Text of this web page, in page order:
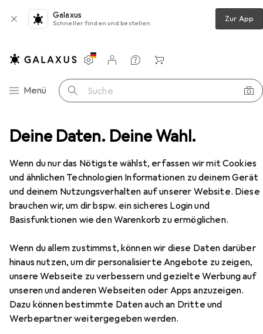
Deine Daten. Deine Wahl.
Wenn du nur das Nötigste wählst, erfassen wir mit Cookies
und ähnlichen Technologien Informationen zu deinem Gerät
und deinem Nutzungsverhalten auf unserer Website. Diese
brauchen wir, um dir bspw. ein sicheres Login und
Basisfunktionen wie den Warenkorb zu ermöglichen.
Wenn du allem zustimmst, können wir diese Daten darüber
hinaus nutzen, um dir personalisierte Angebote zu zeigen,
unsere Webseite zu verbessern und gezielte Werbung auf
unseren und anderen Webseiten oder Apps anzuzeigen.
Dazu können bestimmte Daten auch an Dritte und
Werbepartner weitergegeben werden.
Galaxus
Schneller finden und bestellen Zur App
Navigation nach Kategorien
Menü Suche
Einstellungen
Kundenkonto
Vergleichslisten
Merklisten
Warenkorb
Türgriff + Türgarnitur Kws Montageset S 1
KwsMontageset S 1
Türgarnitur
Zubehör für Kws Montageset S 1
Hier findest du passendes Zubehör zum Produkt Kws
Montageset S 1 aus der Kategorie Möbelgleiter +
Schutzpuffer.
Relevanz
Produktliste